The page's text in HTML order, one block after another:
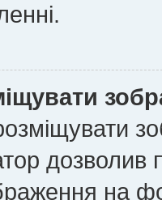
на